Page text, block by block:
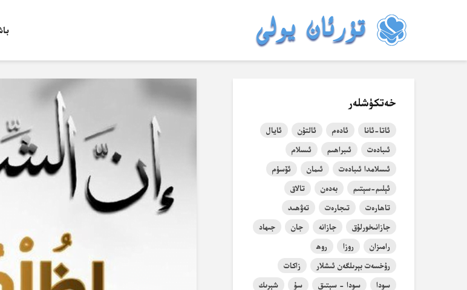
خەتكۈشلەر
ئاتا-ئانا ئادەم ئالتۇن
ئايال
ئىبادەت
ئىبراھىم
ئىسلام
ئىسلامدا ئىبادەت
ئىمان
ئۆسۈم
ئېلىم-سېتىم
بەدەن
تالاق
تاھارەت
تىجارەت
تەۋھىد
جازانىخورلۇق
جازانە جان
جىھاد
رامىزان
روزا
روھ
رۇخسەت بېرىلگەن ئىشلار
زاكات
سودا
سودا - سېتىق سۇ
شېرىك